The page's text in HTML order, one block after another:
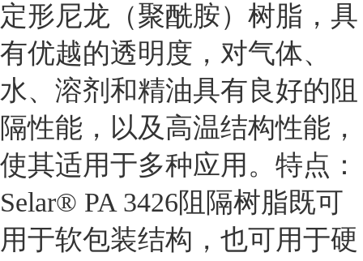
定形尼龙（聚酰胺）树脂，具
有优越的透明度，对气体、
水、溶剂和精油具有良好的阻
隔性能，以及高温结构性能，
使其适用于多种应用。特点：
Selar® PA 3426阻隔树脂既可
用于软包装结构，也可用于硬